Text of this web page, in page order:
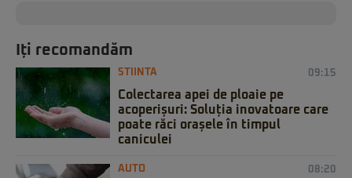
Iți recomandăm
STIINTA 09:15
Colectarea apei de ploaie pe
acoperișuri: Soluția inovatoare care
poate răci orașele în timpul
caniculei
AUTO 08:20